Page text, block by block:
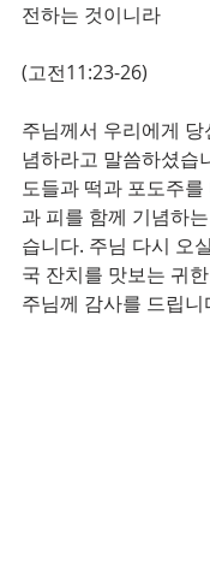
전하는 것이니라
(고전11:23-26)
주님께서 우리에게
념하라고 말씀하셨습
도들과 떡과 포도주
과 피를 함께 기념하
습니다. 주님 다시 오
국 잔치를 맛보는 귀
주님께 감사를 드립니